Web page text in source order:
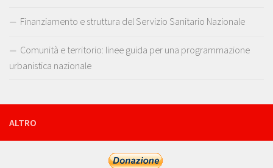
Finanziamento e struttura del Servizio Sanitario Nazionale
Comunità e territorio: linee guida per una programmazione
urbanistica nazionale
ALTRO